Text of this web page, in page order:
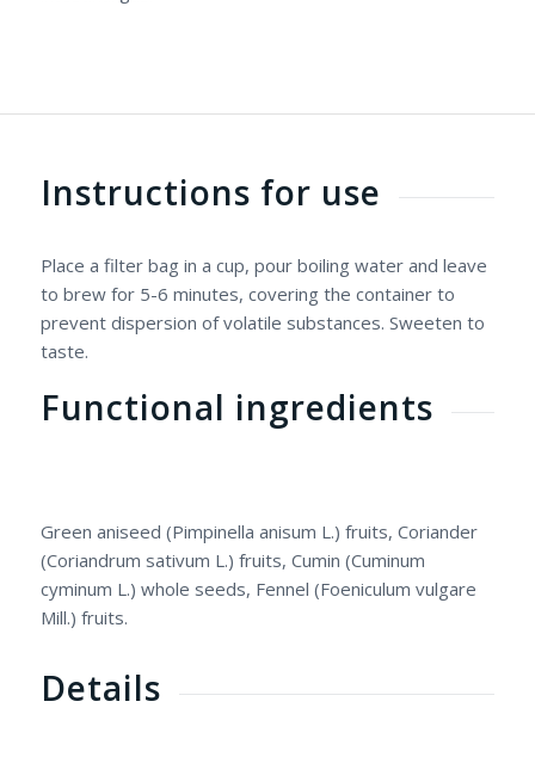
Instructions for use
Place a filter bag in a cup, pour boiling water and leave
to brew for 5-6 minutes, covering the container to
prevent dispersion of volatile substances. Sweeten to
taste.
Functional ingredients
Green aniseed (Pimpinella anisum L.) fruits, Coriander
(Coriandrum sativum L.) fruits, Cumin (Cuminum
cyminum L.) whole seeds, Fennel (Foeniculum vulgare
Mill.) fruits.
Details